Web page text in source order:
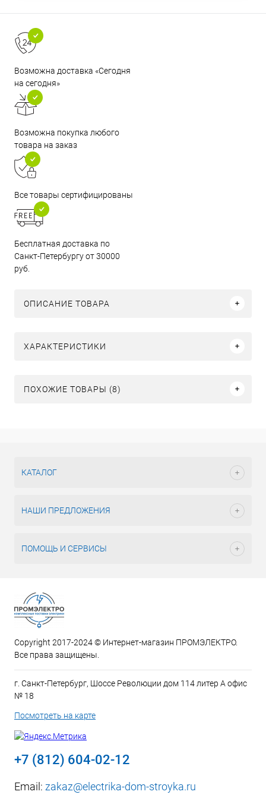
Возможна доставка «Сегодня
на сегодня»
Возможна покупка любого
товара на заказ
Все товары сертифицированы
Бесплатная доставка по
Санкт-Петербургу от 30000
руб.
ОПИСАНИЕ ТОВАРА
ХАРАКТЕРИСТИКИ
ПОХОЖИЕ ТОВАРЫ (8)
КАТАЛОГ
НАШИ ПРЕДЛОЖЕНИЯ
ПОМОЩЬ И СЕРВИСЫ
Copyright 2017-2024 © Интернет-магазин ПРОМЭЛЕКТРО.
Все права защищены.
г. Санкт-Петербург, Шоссе Революции дом 114 литер А офис
№ 18
Посмотреть на карте
+7 (812) 604-02-12
Email: zakaz@electrika-dom-stroyka.ru